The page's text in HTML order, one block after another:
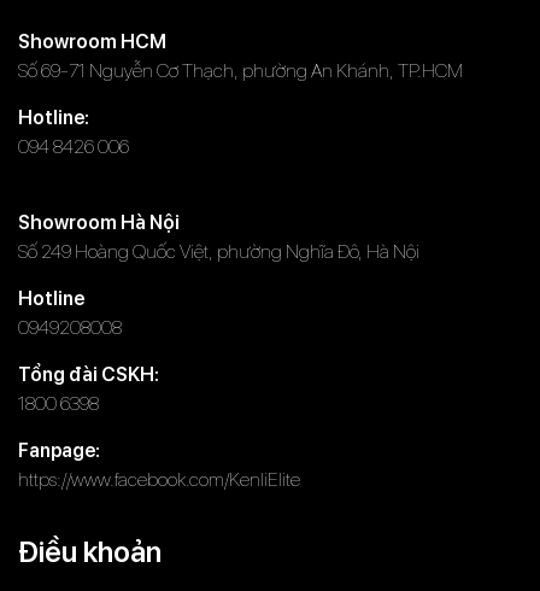
Showroom HCM
Số 69-71 Nguyễn Cơ Thạch, phường An Khánh, TP.HCM
Hotline:
094 8426 006
Showroom Hà Nội
Số 249 Hoàng Quốc Việt, phường Nghĩa Đô, Hà Nội
Hotline
0949208008
Tổng đài CSKH:
1800 6398
Fanpage:
https://www.facebook.com/KenliElite
Điều khoản